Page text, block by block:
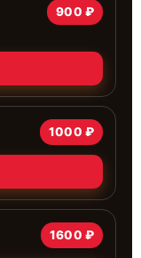
900 ₽
1000 ₽
1600 ₽